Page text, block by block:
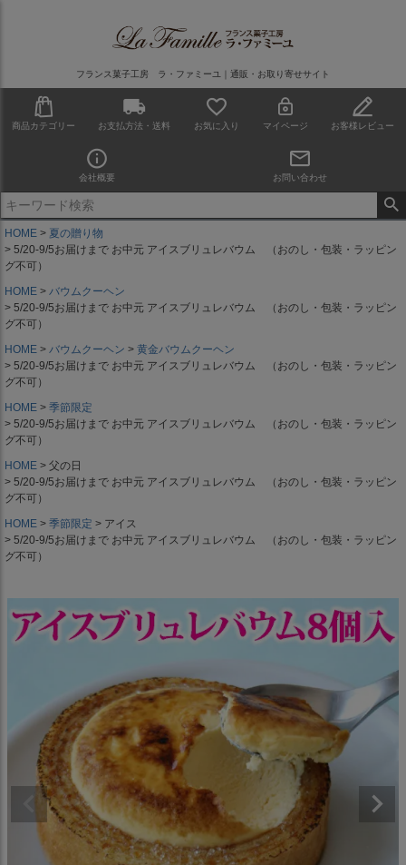
フランス菓子工房 ラ・ファミーユ｜通販・お取り寄せサイト
商品カテゴリー お支払方法・送料 お気に入り マイページ お客様レビュー
会社概要 お問い合わせ
HOME
夏の贈り物
5/20-9/5お届けまで お中元 アイスブリュレバウム （おのし・包装・ラッピン
グ不可）
HOME
バウムクーヘン
5/20-9/5お届けまで お中元 アイスブリュレバウム （おのし・包装・ラッピン
グ不可）
HOME
バウムクーヘン
黄金バウムクーヘン
5/20-9/5お届けまで お中元 アイスブリュレバウム （おのし・包装・ラッピン
グ不可）
HOME
季節限定
5/20-9/5お届けまで お中元 アイスブリュレバウム （おのし・包装・ラッピン
グ不可）
HOME
父の日
5/20-9/5お届けまで お中元 アイスブリュレバウム （おのし・包装・ラッピン
グ不可）
HOME
季節限定
アイス
5/20-9/5お届けまで お中元 アイスブリュレバウム （おのし・包装・ラッピン
グ不可）